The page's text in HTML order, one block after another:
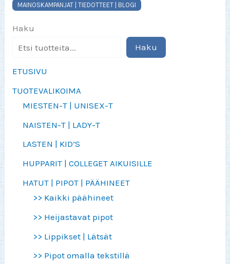
MAINOSKAMPANJAT | TIEDOTTEET | BLOGI
Haku
Haku
ETUSIVU
TUOTEVALIKOIMA
MIESTEN-T | UNISEX-T
NAISTEN-T | LADY-T
LASTEN | KID’S
HUPPARIT | COLLEGET AIKUISILLE
HATUT | PIPOT | PÄÄHINEET
>> Kaikki päähineet
>> Heijastavat pipot
>> Lippikset | Lätsät
>> Pipot omalla tekstillä